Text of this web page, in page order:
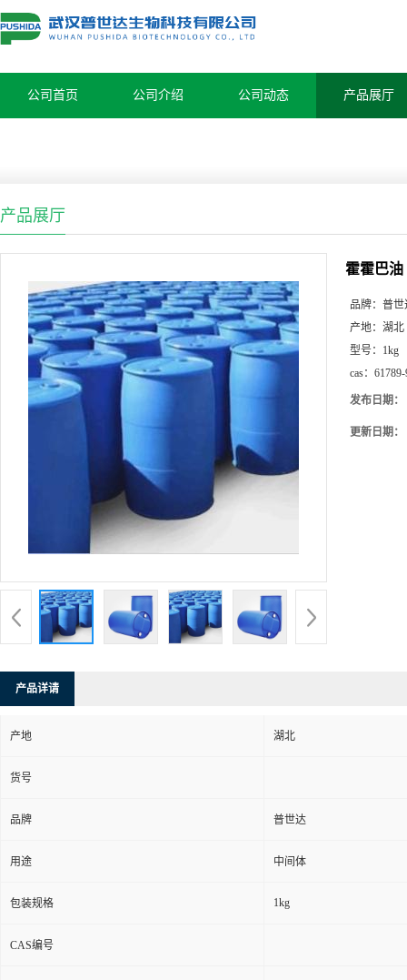
公司首页 公司介绍 公司动态 产品展厅
产品展厅
霍霍巴油
品牌： 普世
产地： 湖北
型号： 1kg
cas：
发布日期：
更新日期：
产品详请
产地 湖北
货号
品牌 普世达
用途 中间体
包装规格 1kg
CAS编号